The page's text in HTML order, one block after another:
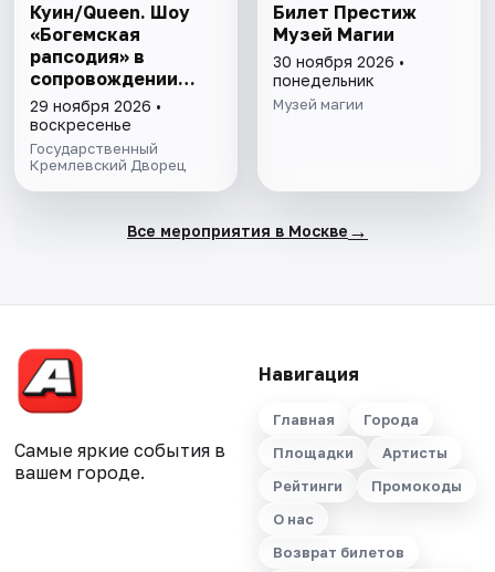
Куин/Queen. Шоу
«Богемская
рапсодия» в
сопровождении
симфонического
оркестра.
Возможна
телесъёмка
29 ноября 2026 •
воскресенье
Государственный
Кремлевский Дворец
Билет Престиж
Музей Магии
30 ноября 2026 •
понедельник
Музей магии
Все мероприятия в Москве →
Самые яркие события в
вашем городе.
Навигация
Главная
Города
Площадки
Артисты
Рейтинги
Промокоды
О нас
Возврат билетов